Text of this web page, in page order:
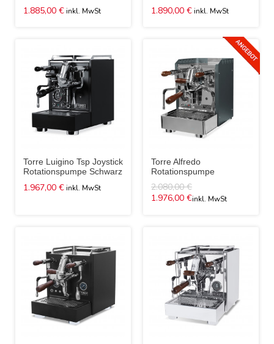
1.885,00 € 1.890,00 €
Torre Luigino Tsp Joystick
Rotationspumpe Schwarz
1.967,00 €
Torre Alfredo
Rotationspumpe
2.080,00 €
1.976,00 €